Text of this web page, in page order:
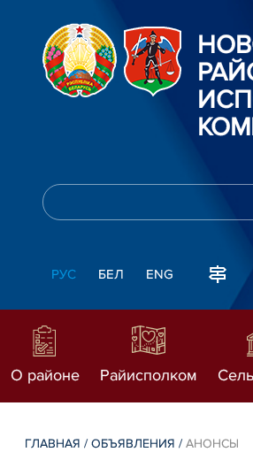
РУС БЕЛ ENG
О районе Райисполком
ГЛАВНАЯ /ОБЪЯВЛЕНИЯ /АНОНСЫ